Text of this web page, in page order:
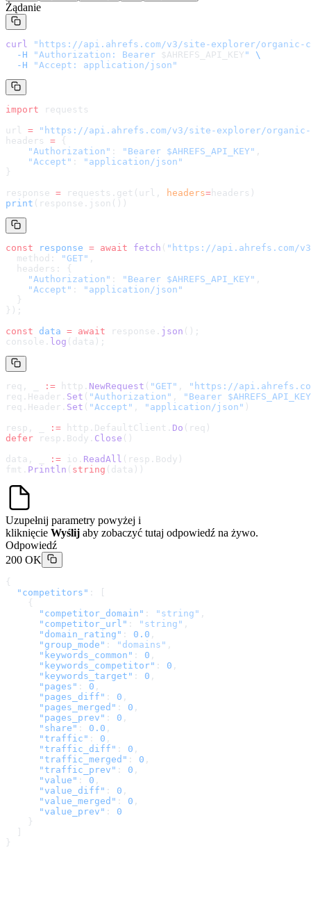
Żądanie
curl " https://api.ahrefs.com/v3/site-explorer/organic-
  -H
"Authorization: Bearer $AHREFS_API_KEY "
\
  -H
"Accept: application/json"
import requests
url = " https://api.ahrefs.com/v3/site-explorer/organic-
headers = {
    "Authorization"
: "Bearer $AHREFS_API_KEY" ,
    "Accept"
:
"application/json"
}
response = requests.get(url, headers= headers )
print (response.json())
const response = await fetch ( " https://api.ahrefs.com/
  method:
"GET" ,
  headers: {
    "Authorization"
: "Bearer $AHREFS_API_KEY" ,
    "Accept"
:
"application/json"
  }
});
const data = await response. json ();
console. log (data);
req, _ := http. NewRequest ( "GET" , " https://
req.Header. Set ( "Authorization" ,
"Bearer
req.Header. Set ( "Accept" , "application/json" )
resp, _
:= http.DefaultClient. Do (req)
defer resp.Body. Close ()
data, _
:= io. ReadAll (resp.Body)
fmt. Println ( string (data))
Uzupełnij parametry powyżej i
kliknięcie Wyślij aby zobaczyć tutaj odpowiedź na żywo.
Odpowiedź
200 OK
{
  "competitors"
: [
    {
      "competitor_domain"
: "string" ,
      "competitor_url"
: "string" ,
      "domain_rating"
: 0.0 ,
      "group_mode"
: "domains" ,
      "keywords_common"
: 0 ,
      "keywords_competitor"
: 0 ,
      "keywords_target"
: 0 ,
      "pages"
: 0 ,
      "pages_diff"
: 0 ,
      "pages_merged"
: 0 ,
      "pages_prev"
: 0 ,
      "share"
: 0.0 ,
      "traffic"
: 0 ,
      "traffic_diff"
: 0 ,
      "traffic_merged"
: 0 ,
      "traffic_prev"
: 0 ,
      "value"
: 0 ,
      "value_diff"
: 0 ,
      "value_merged"
: 0 ,
      "value_prev"
: 0
    }
}